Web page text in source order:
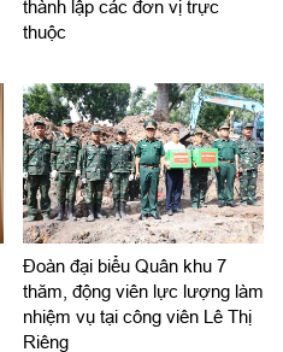
thành lập các đơn vị trực
thuộc
Đoàn đại biểu Quân khu 7
thăm, động viên lực lượng làm
nhiệm vụ tại công viên Lê Thị
Riêng